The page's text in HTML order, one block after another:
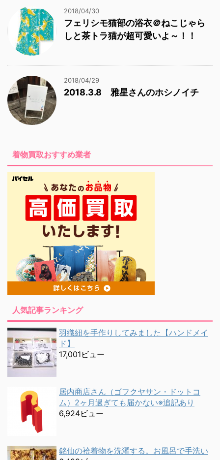
2018/04/30
フェリシモ猫部の浴衣＠ねこじゃら
しと茶トラ猫が超可愛いよ～！！
2018/04/29
2018.3.8 雅星さんのホシノイチ
着物買取おすすめ業者
人気記事ランキング
羽織紐を手作りしてみました【ハンドメイ
ド】
17,001ビュー
居内商店さん（ゴフクヤサン・ドットコ
ム）2ヶ月過ぎても届かない※追記あり
6,924ビュー
銘仙の袷着物を洗濯する。お風呂で手洗い